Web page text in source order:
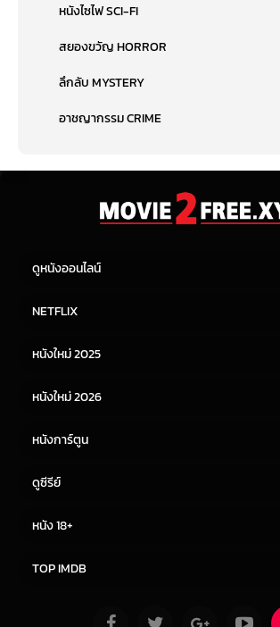
หนังไซไฟ SCI-FI
สยองขวัญ HORROR
ลึกลับ MYSTERY
อาชญากรรม CRIME
ดูหนังออนไลน์
หนังจีน
NETFLIX
หนังใหม่ 2025
หนังใหม่ 2026
หนังการ์ตูน
ดูซีรีย์
หนัง 18+
TOP IMDB